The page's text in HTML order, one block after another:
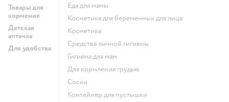
Товары для
кормения
Детская
аптечка
Для удобства
Еда для мамы
Косметика для беременных для лица
Косметика
Средства личной гигиены
Гигиена для мам
Для кормления грудью
соски
контейнер для пустышки